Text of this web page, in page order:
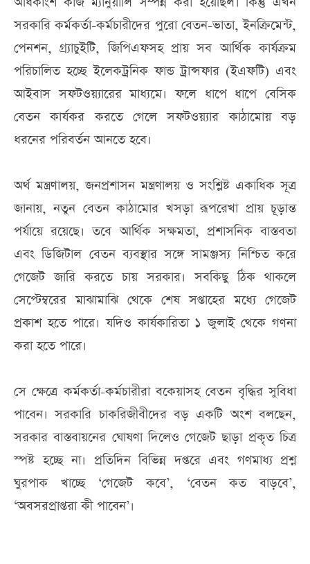
সরকারি কর্মকর্তা-কর্মচারীদের পুরো বেতন-ভাতা, ইনক্রিমেন্ট,
পেনশন, গ্র্যাচুইটি, জিপিএফসহ প্রায় সব আর্থিক কার্যক্রম
পরিচালিত হচ্ছে ইলেকট্রনিক ফান্ড ট্রান্সফার (ইএফটি) এবং
আইবাস সফটওয়্যারের মাধ্যমে। ফলে ধাপে ধাপে বেসিক
বেতন কার্যকর করতে গেলে সফটওয়্যার কাঠামোয় বড়
ধরনের পরিবর্তন আনতে হবে।
অর্থ মন্ত্রণালয়, জনপ্রশাসন মন্ত্রণালয় ও সংশ্লিষ্ট একাধিক সূত্র
জানায়, নতুন বেতন কাঠামোর খসড়া রূপরেখা প্রায় চূড়ান্ত
পর্যায়ে রয়েছে। তবে আর্থিক সক্ষমতা, প্রশাসনিক বাস্তবতা
এবং ডিজিটাল বেতন ব্যবস্থার সঙ্গে সামঞ্জস্য নিশ্চিত করে
গেজেট জারি করতে চায় সরকার। সবকিছু ঠিক থাকলে
সেপ্টেম্বরের মাঝামাঝি থেকে শেষ সপ্তাহের মধ্যে গেজেট
প্রকাশ হতে পারে। যদিও কার্যকারিতা ১ জুলাই থেকে গণনা
করা হতে পারে।
সে ক্ষেত্রে কর্মকর্তা-কর্মচারীরা বকেয়াসহ বেতন বৃদ্ধির সুবিধা
পাবেন। সরকারি চাকরিজীবীদের বড় একটি অংশ বলছেন,
সরকার বাস্তবায়নের ঘোষণা দিলেও গেজেট ছাড়া প্রকৃত চিত্র
স্পষ্ট হচ্ছে না। প্রতিদিন বিভিন্ন দপ্তরে এবং গণমাধ্য প্রশ্ন
ঘুরপাক খাচ্ছে ‘গেজেট কবে’, ‘বেতন কত বাড়বে’,
‘অবসরপ্রাপ্তরা কী পাবেন’।